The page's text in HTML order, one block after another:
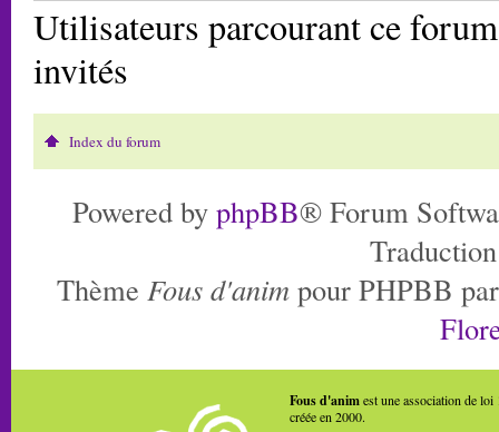
Utilisateurs parcourant ce
invités
Index du forum
Powered by phpBB® Forum
Thème Fous d'anim pour PHPBB
Fous d'animest une association de loi
créée en 2000.